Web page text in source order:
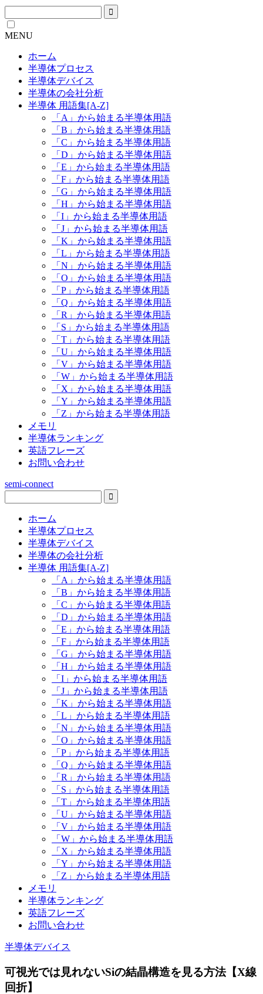
MENU
ホーム
半導体プロセス
半導体デバイス
半導体の会社分析
半導体 用語集[A-Z]
「A」から始まる半導体用語
「B」から始まる半導体用語
「C」から始まる半導体用語
「D」から始まる半導体用語
「E」から始まる半導体用語
「F」から始まる半導体用語
「G」から始まる半導体用語
「H」から始まる半導体用語
「I」から始まる半導体用語
「J」から始まる半導体用語
「K」から始まる半導体用語
「L」から始まる半導体用語
「N」から始まる半導体用語
「O」から始まる半導体用語
「P」から始まる半導体用語
「Q」から始まる半導体用語
「R」から始まる半導体用語
「S」から始まる半導体用語
「T」から始まる半導体用語
「U」から始まる半導体用語
「V」から始まる半導体用語
「W」から始まる半導体用語
「X」から始まる半導体用語
「Y」から始まる半導体用語
「Z」から始まる半導体用語
メモリ
半導体ランキング
英語フレーズ
お問い合わせ
semi-connect
ホーム
半導体プロセス
半導体デバイス
半導体の会社分析
半導体 用語集[A-Z]
「A」から始まる半導体用語
「B」から始まる半導体用語
「C」から始まる半導体用語
「D」から始まる半導体用語
「E」から始まる半導体用語
「F」から始まる半導体用語
「G」から始まる半導体用語
「H」から始まる半導体用語
「I」から始まる半導体用語
「J」から始まる半導体用語
「K」から始まる半導体用語
「L」から始まる半導体用語
「N」から始まる半導体用語
「O」から始まる半導体用語
「P」から始まる半導体用語
「Q」から始まる半導体用語
「R」から始まる半導体用語
「S」から始まる半導体用語
「T」から始まる半導体用語
「U」から始まる半導体用語
「V」から始まる半導体用語
「W」から始まる半導体用語
「X」から始まる半導体用語
「Y」から始まる半導体用語
「Z」から始まる半導体用語
メモリ
半導体ランキング
英語フレーズ
お問い合わせ
半導体デバイス
可視光では見れないSiの結晶構造を見る方法【X線
回折】